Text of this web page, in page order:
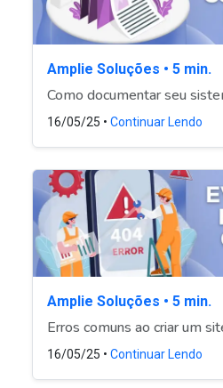
Amplie Soluções • 5 min.
Como documentar seu
16/05/25 • Continuar Lendo
Amplie Soluções • 5 min.
Erros comuns ao criar um
16/05/25 • Continuar Lendo